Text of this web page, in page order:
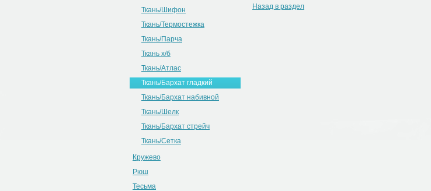
Ткань/Шифон
Ткань/Термостежка
Ткань/Парча
Ткань х/б
Ткань/Атлас
Ткань/Бархат гладкий
Ткань/Бархат набивной
Ткань/Шелк
Ткань/Бархат стрейч
Ткань/Сетка
Кружево
Рюш
Тесьма
Назад в раздел